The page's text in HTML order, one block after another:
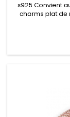
s925 Convient
charms plat de